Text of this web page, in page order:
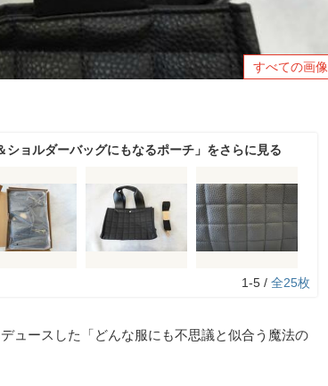
すべての画像
ショルダーバッグにもなるポーチ」をさらに見る
1-5 / 全25枚
ュースした「どんな服にも不思議と似合う魔法の